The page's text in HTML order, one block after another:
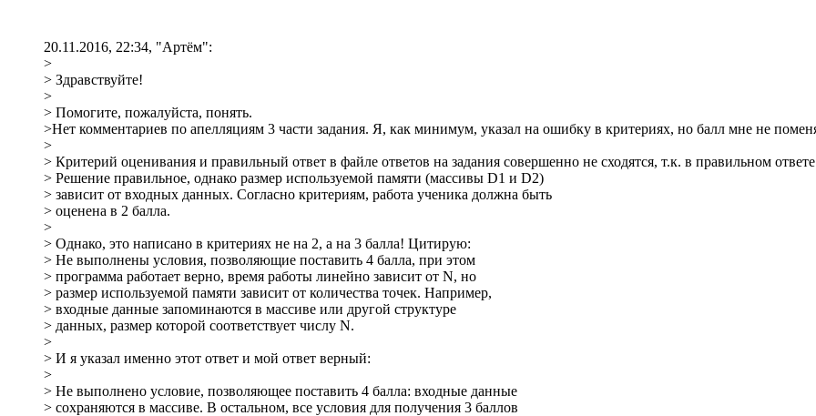
20.11.2016, 22:34, "Артём":
>
> Здравствуйте!
>
> Помогите, пожалуйста, понять.
>Нет комментариев по апелляциям 3 части задания. Я, как минимум, указал на ошибку в критериях, но балл мне не
>
> Критерий оценивания и правильный ответ в файле ответов на задания совершенно не сходятся, т.к. в правильном
> Решение правильное, однако размер используемой памяти (массивы D1 и D2)
> зависит от входных данных. Согласно критериям, работа ученика должна быть
> оценена в 2 балла.
>
> Однако, это написано в критериях не на 2, а на 3 балла! Цитирую:
> Не выполнены условия, позволяющие поставить 4 балла, при этом
> программа работает верно, время работы линейно зависит от N, но
> размер используемой памяти зависит от количества точек. Например,
> входные данные запоминаются в массиве или другой структуре
> данных, размер которой соответствует числу N.
>
> И я указал именно этот ответ и мой ответ верный:
>
> Не выполнено условие, позволяющее поставить 4 балла: входные данные
> сохраняются в массиве. В остальном, все условия для получения 3 баллов